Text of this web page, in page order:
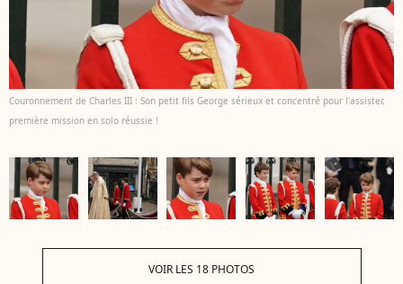
Couronnement de Charles III : Son petit fils George sérieux et concentré pour l'assister,
première mission en solo réussie !
VOIR LES 18 PHOTOS